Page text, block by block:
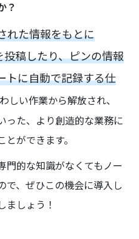
？
れた情報をもとに
稿したり、ピンの情報
トに自動で記録する仕
しい作業から解放され、
った、より創造的な業務に
ができます。
門的な知識がなくてもノー
で、ぜひこの機会に導入し
ましょう！